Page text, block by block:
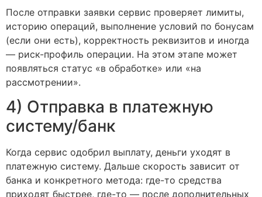
После отправки заявки сервис проверяет лимиты,
историю операций, выполнение условий по бонусам
(если они есть), корректность реквизитов и иногда
— риск-профиль операции. На этом этапе может
появляться статус «в обработке» или «на
рассмотрении».
4) Отправка в платежную
систему/банк
Когда сервис одобрил выплату, деньги уходят в
платежную систему. Дальше скорость зависит от
банка и конкретного метода: где-то средства
приходят быстрее, где-то — после дополнительных